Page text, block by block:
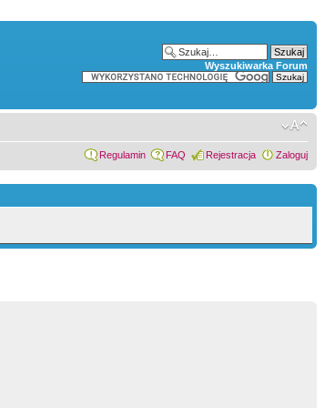
Wyszukiwarka Forum
Regulamin FAQ Rejestracja Zaloguj